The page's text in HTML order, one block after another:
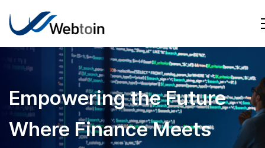
Empowering the Future
Where Finance Meets